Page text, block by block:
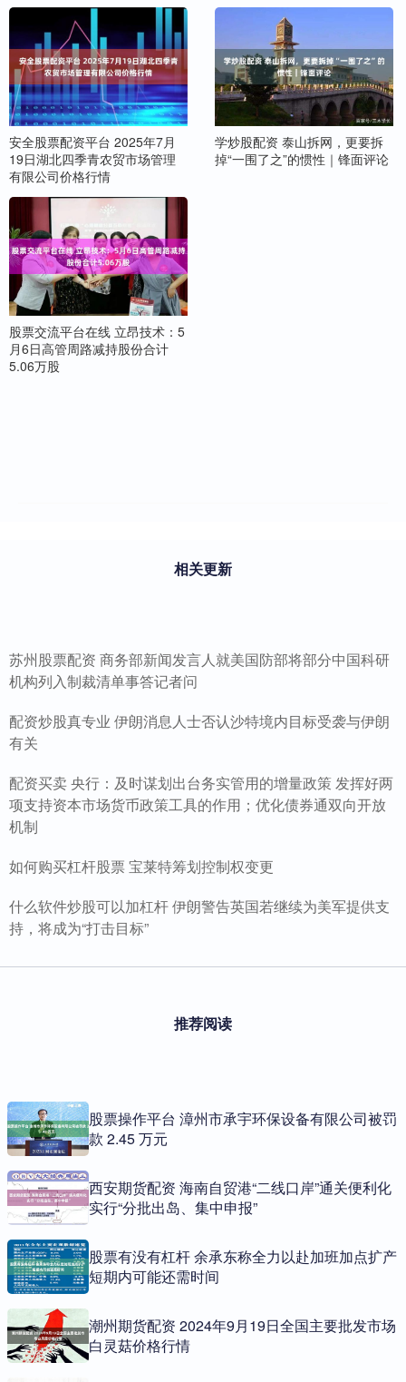
安全股票配资平台 2025年7月
19日湖北四季青农贸市场管理
有限公司价格行情
学炒股配资 泰山拆网，更要拆
掉“一围了之”的惯性｜锋面评论
股票交流平台在线 立昂技术：5
月6日高管周路减持股份合计
5.06万股
相关更新
苏州股票配资 商务部新闻发言人就美国防部将部分中国科研
机构列入制裁清单事答记者问
配资炒股真专业 伊朗消息人士否认沙特境内目标受袭与伊朗
有关
配资买卖 央行：及时谋划出台务实管用的增量政策 发挥好两
项支持资本市场货币政策工具的作用；优化债券通双向开放
机制
如何购买杠杆股票 宝莱特筹划控制权变更
什么软件炒股可以加杠杆 伊朗警告英国若继续为美军提供支
持，将成为“打击目标”
推荐阅读
股票操作平台 漳州市承宇环保设备有限公司被罚
款 2.45 万元
西安期货配资 海南自贸港“二线口岸”通关便利化
实行“分批出岛、集中申报”
股票有没有杠杆 余承东称全力以赴加班加点扩产
短期内可能还需时间
潮州期货配资 2024年9月19日全国主要批发市场
白灵菇价格行情